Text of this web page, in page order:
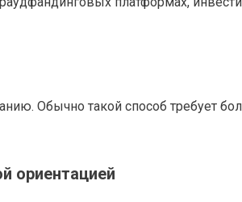
Обычно такой способ требует
ориентацией